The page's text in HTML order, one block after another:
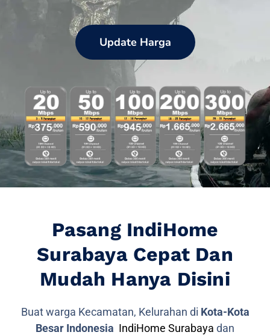
Update Harga
Pasang IndiHome
Surabaya Cepat Dan
Mudah Hanya Disini
Buat warga Kecamatan, Kelurahan di Kota-Kota
Besar Indonesia IndiHome Surabaya dan